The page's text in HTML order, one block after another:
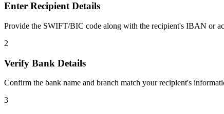
Enter Recipient Details
Provide the SWIFT/BIC code along with the recipient's IBAN or
2
Verify Bank Details
Confirm the bank name and branch match your recipient's
3